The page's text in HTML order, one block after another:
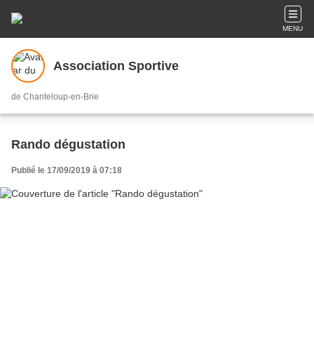
MENU
Association Sportive
de Chanteloup-en-Brie
Rando dégustation
Publié le 17/09/2019 à 07:18